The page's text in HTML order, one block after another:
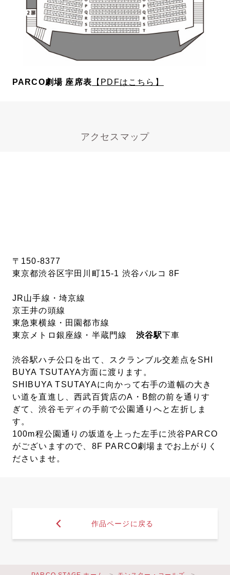
PARCO劇場 座席表 【PDFはこちら】
アクセスマップ
〒150-8377
東京都渋谷区宇田川町15-1 渋谷パルコ 8F
JR山手線・埼京線
京王井の頭線
東急東横線・田園都市線
東京メトロ銀座線・半蔵門線 渋谷駅下車
渋谷駅ハチ公口を出て、スクランブル交差点をSHI
BUYA TSUTAYA方面に渡ります。
SHIBUYA TSUTAYAに向かって右手の道幅の大き
い道を直進し、西武百貨店のA・B館の前を通りす
ぎて、渋谷モディの手前で公園通りへと左折しま
す。
100m程公園通りの坂道を上った左手に渋谷PARCO
がございますので、8F PARCO劇場までお上がりく
ださいませ。
作品ページに戻る